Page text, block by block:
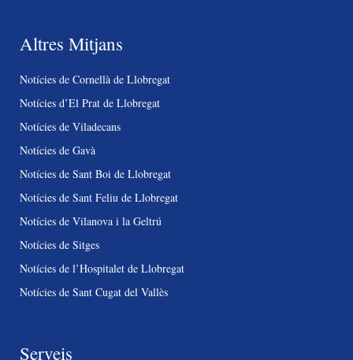
Altres Mitjans
Notícies de Cornellà de Llobregat
Notícies d’El Prat de Llobregat
Notícies de Viladecans
Notícies de Gavà
Notícies de Sant Boi de Llobregat
Notícies de Sant Feliu de Llobregat
Notícies de Vilanova i la Geltrú
Notícies de Sitges
Notícies de l’Hospitalet de Llobregat
Notícies de Sant Cugat del Vallès
Serveis